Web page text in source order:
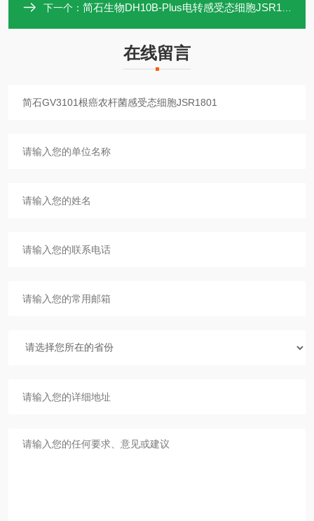
下一个： 简石生物DH10B-Plus电转感受态细胞JSR1802
在线留言